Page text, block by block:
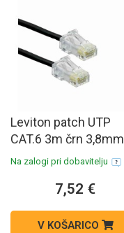
Leviton patch UTP
CAT.6 3m črn 3,8mm
HighFlex P24 6H4P0-
Na zalogi pri dobavitelju
7,52 €
V KOŠARICO